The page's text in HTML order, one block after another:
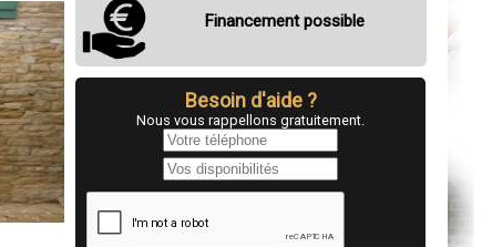
Financement possible
Besoin d'aide ?
Nous vous rappellons gratuitement.